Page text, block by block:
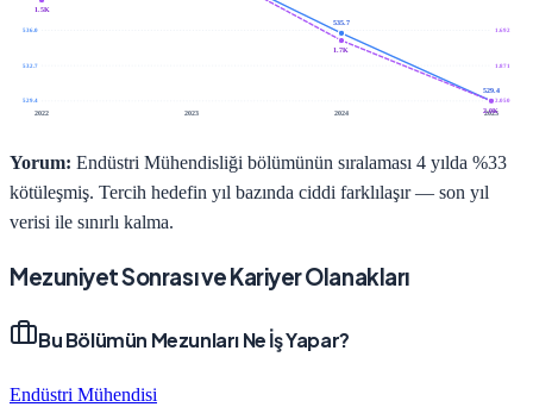
536.0 1.692
532.7 1.871
529.4
2.050
2022
2023 2024 2025
535.7
529.4
1.5K
1.7K
2.0K
Yorum: Endüstri Mühendisliği bölümünün sıralaması 4 yılda %33
kötüleşmiş. Tercih hedefin yıl bazında ciddi farklılaşır — son yıl
verisi ile sınırlı kalma.
Mezuniyet Sonrası ve Kariyer Olanakları
Bu Bölümün Mezunları Ne İş Yapar?
Endüstri Mühendisi